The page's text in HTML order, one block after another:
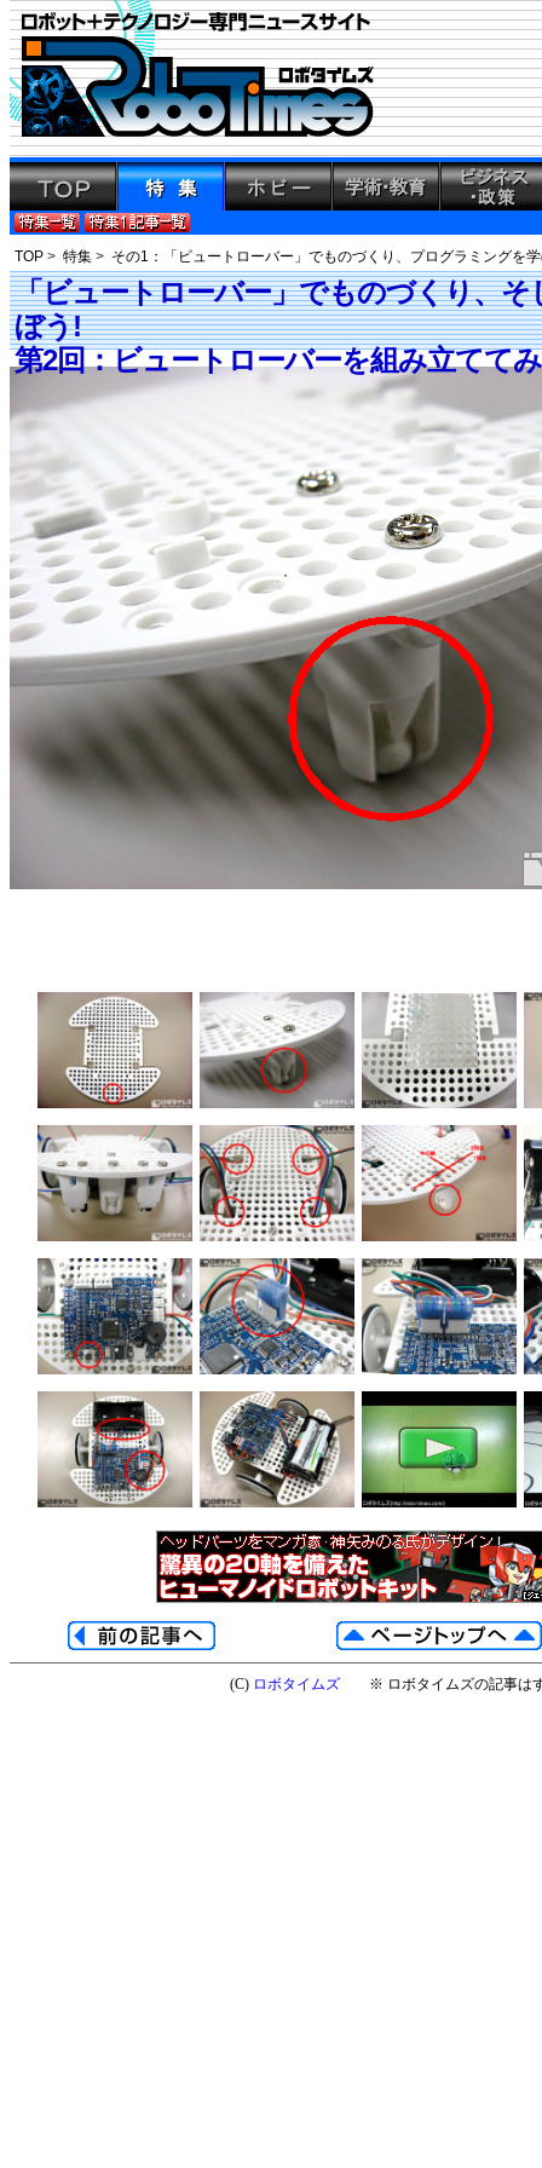
TOP > 特集 > その1：「ビュートローバー」でものづくり、プログラミングを
「ビュートローバー」でものづくり、
ぼう!
第2回：ビュートローバーを組み立
(C) ロボタイムズ ※ ロボタイムズの記事はす